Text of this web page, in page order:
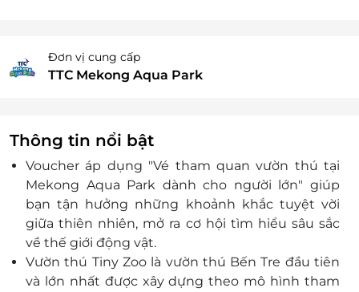
Đơn vị cung cấp
TTC Mekong Aqua Park
Thông tin nổi bật
Voucher áp dụng "Vé tham quan vườn thú tại
Mekong Aqua Park dành cho người lớn" giúp
bạn tận hưởng những khoảnh khắc tuyệt vời
giữa thiên nhiên, mở ra cơ hội tìm hiểu sâu sắc
về thế giới động vật.
Vườn thú Tiny Zoo là vườn thú Bến Tre đầu tiên
và lớn nhất được xây dựng theo mô hình tham